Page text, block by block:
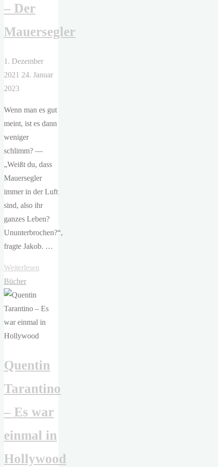
– Der
Mauersegler
1. Dezember
2021 24. Januar
2023
Wenn man es gut
meint, ist es dann
weniger
schlimm? —
„Weißt du, dass
Mauersegler
immer in der Luft
sind, also ihr
ganzes Leben?
Ununterbrochen?“,
fragte Jakob. …
Weiterlesen
Der
Mauersegler"
Bücher
Quentin
Tarantino
– Es war
einmal in
Hollywood